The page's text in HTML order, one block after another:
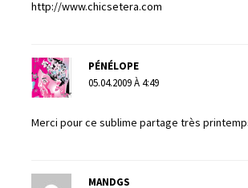
http://www.chicsetera.com
PÉNÉLOPE
05.04.2009 À 4:49
Merci pour ce sublime partage très
MANDGS